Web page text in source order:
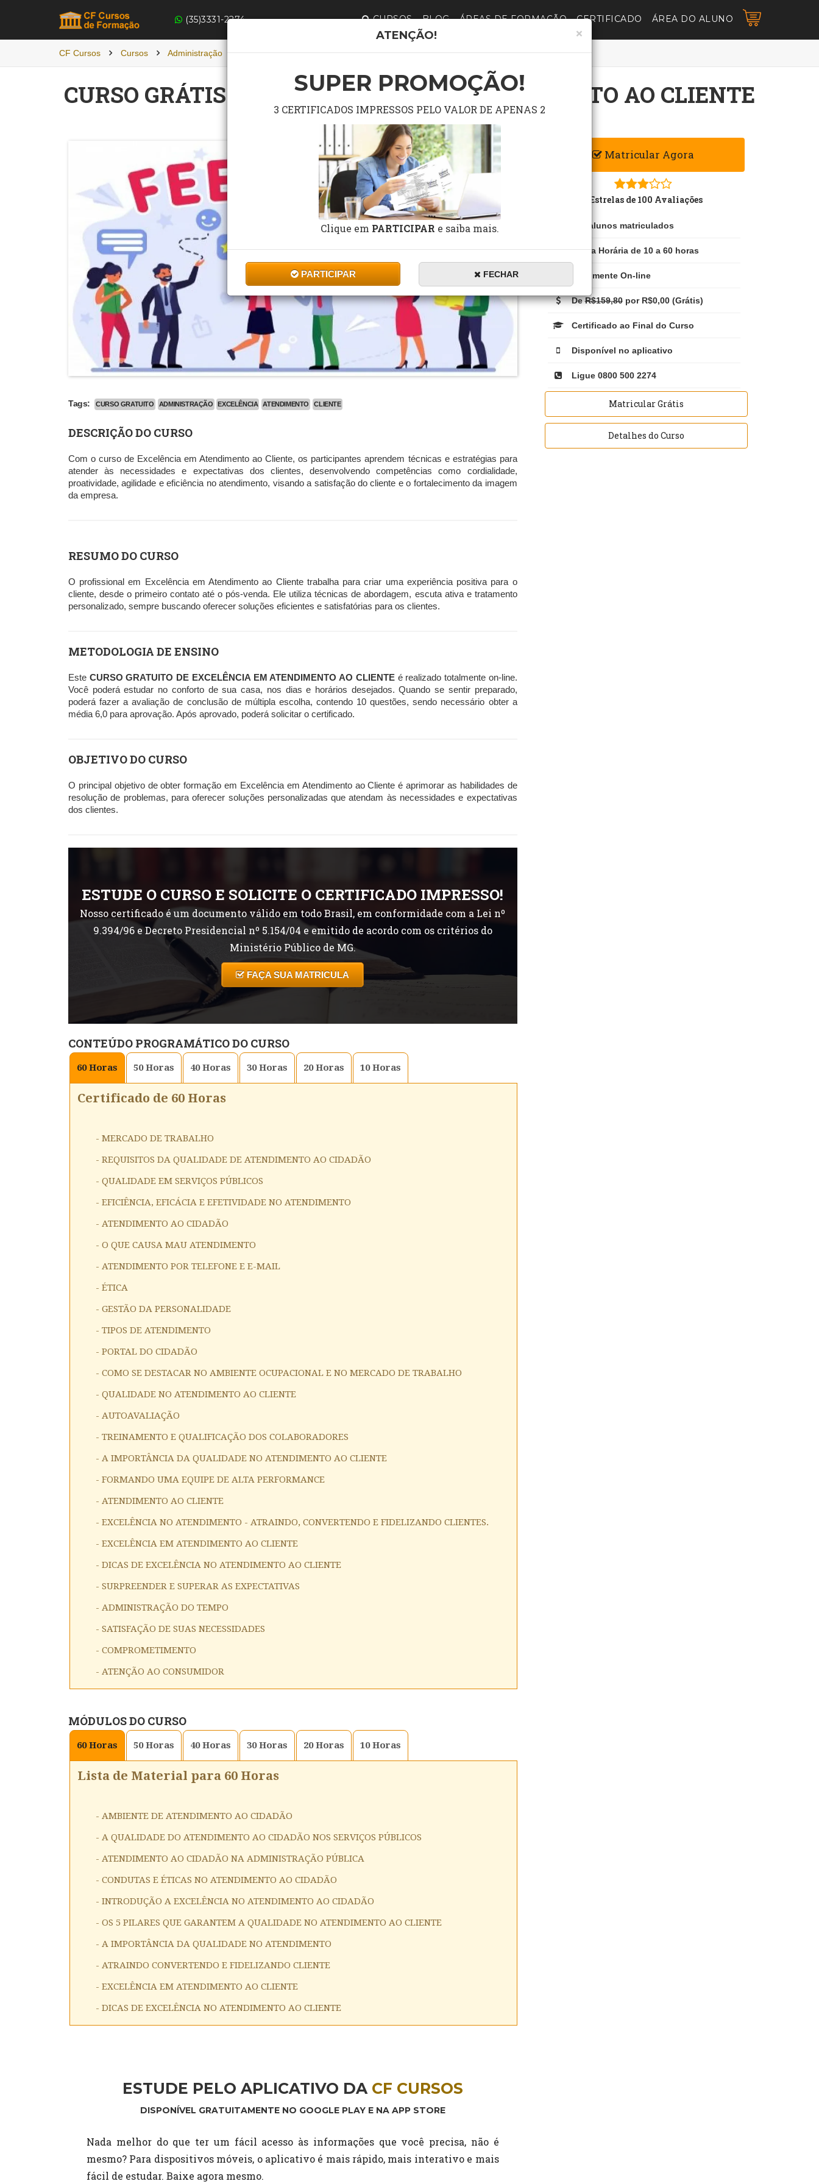
(35)3331-2274 CURSOS BLOG ÁREAS DE FORMAÇÃO CERTIFICADO ÁREA DO ALUNO
CF Cursos Cursos Administração EXCELÊNCIA EM ATENDIMENTO AO CLIENTE
CURSO GRÁTIS DE EXCELÊNCIA EM ATENDIMENTO AO CLIENTE
Tags: CURSO GRATUITO ADMINISTRAÇÃO EXCELÊNCIA ATENDIMENTO CLIENTE
DESCRIÇÃO DO CURSO
Com o curso de Excelência em Atendimento ao Cliente, os participantes aprendem técnicas e estratégias para
atender às necessidades e expectativas dos clientes, desenvolvendo competências como cordialidade,
proatividade, agilidade e eficiência no atendimento, visando a satisfação do cliente e o fortalecimento da imagem
da empresa.
RESUMO DO CURSO
O profissional em Excelência em Atendimento ao Cliente trabalha para criar uma experiência positiva para o
cliente, desde o primeiro contato até o pós-venda. Ele utiliza técnicas de abordagem, escuta ativa e tratamento
personalizado, sempre buscando oferecer soluções eficientes e satisfatórias para os clientes.
METODOLOGIA DE ENSINO
Este CURSO GRATUITO DE EXCELÊNCIA EM ATENDIMENTO AO CLIENTEé realizado totalmente on-line.
Você poderá estudar no conforto de sua casa, nos dias e horários desejados. Quando se sentir preparado,
poderá fazer a avaliação de conclusão de múltipla escolha, contendo 10 questões, sendo necessário obter a
média 6,0 para aprovação. Após aprovado, poderá solicitar o certificado.
OBJETIVO DO CURSO
O principal objetivo de obter formação em Excelência em Atendimento ao Cliente é aprimorar as habilidades de
resolução de problemas, para oferecer soluções personalizadas que atendam às necessidades e expectativas
dos clientes.
ESTUDE O CURSO E SOLICITE O CERTIFICADO IMPRESSO!
Nosso certificado é um documento válido em todo Brasil, em conformidade com a Lei nº
9.394/96 e Decreto Presidencial nº 5.154/04 e emitido de acordo com os critérios do
Ministério Público de MG.
FAÇA SUA MATRICULA
CONTEÚDO PROGRAMÁTICO DO CURSO
60Horas 50Horas 40Horas 30Horas 20Horas 10Horas
Certificado de 60 Horas
- MERCADO DE TRABALHO
- REQUISITOS DA QUALIDADE DE ATENDIMENTO AO CIDADÃO
- QUALIDADE EM SERVIÇOS PÚBLICOS
- EFICIÊNCIA, EFICÁCIA E EFETIVIDADE NO ATENDIMENTO
- ATENDIMENTO AO CIDADÃO
- O QUE CAUSA MAU ATENDIMENTO
- ATENDIMENTO POR TELEFONE E E-MAIL
- ÉTICA
- GESTÃO DA PERSONALIDADE
- TIPOS DE ATENDIMENTO
- PORTAL DO CIDADÃO
- COMO SE DESTACAR NO AMBIENTE OCUPACIONAL E NO MERCADO DE TRABALHO
- QUALIDADE NO ATENDIMENTO AO CLIENTE
- AUTOAVALIAÇÃO
- TREINAMENTO E QUALIFICAÇÃO DOS COLABORADORES
- A IMPORTÂNCIA DA QUALIDADE NO ATENDIMENTO AO CLIENTE
- FORMANDO UMA EQUIPE DE ALTA PERFORMANCE
- ATENDIMENTO AO CLIENTE
- EXCELÊNCIA NO ATENDIMENTO - ATRAINDO, CONVERTENDO E FIDELIZANDO CLIENTES.
- EXCELÊNCIA EM ATENDIMENTO AO CLIENTE
- DICAS DE EXCELÊNCIA NO ATENDIMENTO AO CLIENTE
- SURPREENDER E SUPERAR AS EXPECTATIVAS
- ADMINISTRAÇÃO DO TEMPO
- SATISFAÇÃO DE SUAS NECESSIDADES
- COMPROMETIMENTO
- ATENÇÃO AO CONSUMIDOR
MÓDULOS DO CURSO
60Horas 50Horas 40Horas 30Horas 20Horas 10Horas
Lista de Material para 60 Horas
- AMBIENTE DE ATENDIMENTO AO CIDADÃO
- A QUALIDADE DO ATENDIMENTO AO CIDADÃO NOS SERVIÇOS PÚBLICOS
- ATENDIMENTO AO CIDADÃO NA ADMINISTRAÇÃO PÚBLICA
- CONDUTAS E ÉTICAS NO ATENDIMENTO AO CIDADÃO
- INTRODUÇÃO A EXCELÊNCIA NO ATENDIMENTO AO CIDADÃO
- OS 5 PILARES QUE GARANTEM A QUALIDADE NO ATENDIMENTO AO CLIENTE
- A IMPORTÂNCIA DA QUALIDADE NO ATENDIMENTO
- ATRAINDO CONVERTENDO E FIDELIZANDO CLIENTE
- EXCELÊNCIA EM ATENDIMENTO AO CLIENTE
- DICAS DE EXCELÊNCIA NO ATENDIMENTO AO CLIENTE
ESTUDE PELO APLICATIVO DA CF CURSOS
DISPONÍVEL GRATUITAMENTE NO GOOGLE PLAY E NA APP STORE
Nada melhor do que ter um fácil acesso às informações que você precisa, não é
mesmo? Para dispositivos móveis, o aplicativo é mais rápido, mais interativo e mais
fácil de estudar. Baixe agora mesmo.
Matricular Agora
3 Estrelas de 100 Avaliações
100 alunos matriculados
Carga Horária de 10 a 60 horas
Totalmente On-line
DeR$159,80por R$0,00 (Grátis)
Certificado ao Final do Curso
Disponível no aplicativo
Ligue 0800 500 2274
Matricular Grátis
Detalhes do Curso
×
ATENÇÃO!
SUPER PROMOÇÃO!
3 CERTIFICADOS IMPRESSOS PELO VALOR DE APENAS 2
Clique em PARTICIPAR e saiba mais.
PARTICIPAR FECHAR